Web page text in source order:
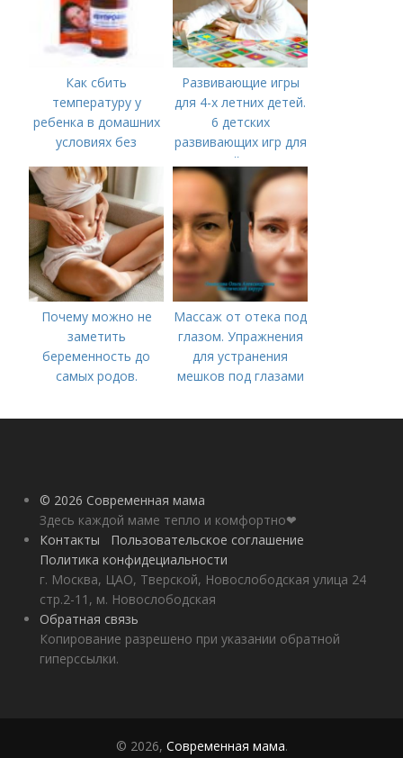
Как сбить
температуру у
ребенка в домашних
условиях без
причины высокой
температуры у
ребенка?
Развивающие игры
для 4-х летних детей.
6 детских
развивающих игр для
детей 4 лет
Почему можно не
заметить
беременность до
самых родов.
беременность: что
Массаж от отека под
глазом. Упражнения
для устранения
мешков под глазами
© 2026 Современная мама
Здесь каждой маме тепло и комфортно❤
Контакты
Пользовательское соглашение
Политика конфидециальности
г. Москва, ЦАО, Тверской, Новослободская улица 24
стр.2-11, м. Новослободская
Обратная связь
Копирование разрешено при указании обратной
гиперссылки.
© 2026, Современная мама.